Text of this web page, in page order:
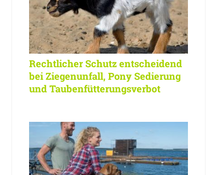
Rechtlicher Schutz entscheidend
bei Ziegenunfall, Pony Sedierung
und Taubenfütterungsverbot